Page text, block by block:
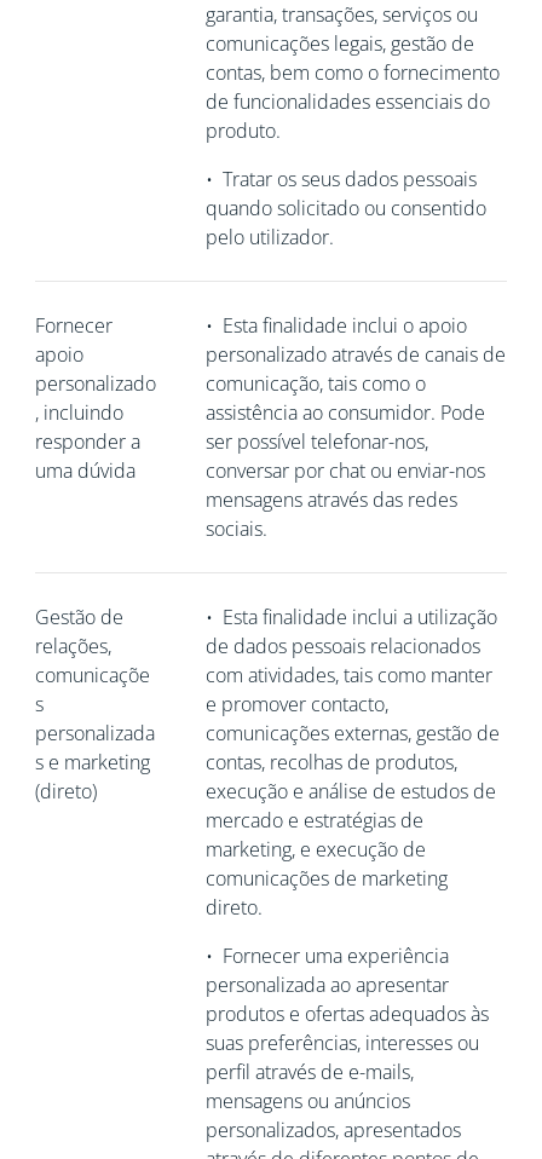
garantia, transações, serviços ou
comunicações legais, gestão de
contas, bem como o fornecimento
de funcionalidades essenciais do
produto.
• Tratar os seus dados pessoais
quando solicitado ou consentido
pelo utilizador.
Fornecer
apoio
personalizado
, incluindo
responder a
uma dúvida
• Esta finalidade inclui o apoio
personalizado através de canais de
comunicação, tais como o
assistência ao consumidor. Pode
ser possível telefonar-nos,
conversar por chat ou enviar-nos
mensagens através das redes
sociais.
Gestão de
relações,
comunicaçõe
s
personalizada
s e marketing
(direto)
• Esta finalidade inclui a utilização
de dados pessoais relacionados
com atividades, tais como manter
e promover contacto,
comunicações externas, gestão de
contas, recolhas de produtos,
execução e análise de estudos de
mercado e estratégias de
marketing, e execução de
comunicações de marketing
direto.
• Fornecer uma experiência
personalizada ao apresentar
produtos e ofertas adequados às
suas preferências, interesses ou
perfil através de e-mails,
mensagens ou anúncios
personalizados, apresentados